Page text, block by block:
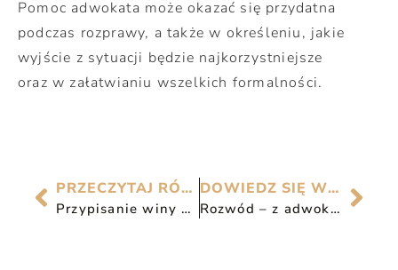
Pomoc adwokata może okazać się przydatna
podczas rozprawy, a także w określeniu, jakie
wyjście z sytuacji będzie najkorzystniejsze
oraz w załatwianiu wszelkich formalności.
PRZECZYTAJ RÓWNIEŻ
Przypisanie winy w rozkładzie pożycia małżeńskiego
DOWIEDZ SIĘ WIĘCEJ
Rozwód – z adwokatem czy bez?